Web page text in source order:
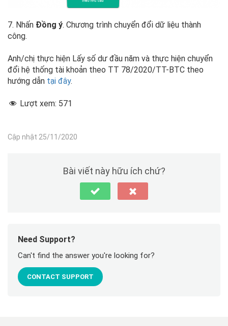
7. Nhấn Đồng ý. Chương trình chuyển đổi dữ liệu thành
công.
Anh/chị thực hiện Lấy số dư đầu năm và thực hiện chuyển
đổi hệ thống tài khoản theo TT 78/2020/TT-BTC theo
hướng dẫn tại đây.
Lượt xem: 571
Cập nhật 25/11/2020
Bài viết này hữu ích chứ?
Need Support?
Can't find the answer you're looking for?
CONTACT SUPPORT